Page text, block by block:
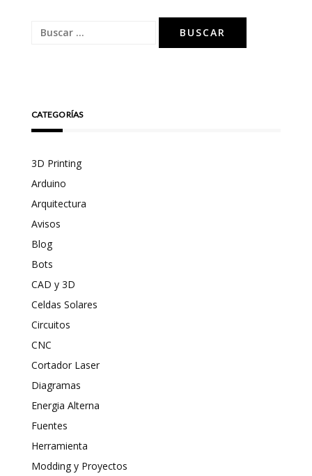
Buscar:
CATEGORÍAS
3D Printing
Arduino
Arquitectura
Avisos
Blog
Bots
CAD y 3D
Celdas Solares
Circuitos
CNC
Cortador Laser
Diagramas
Energia Alterna
Fuentes
Herramienta
Modding y Proyectos